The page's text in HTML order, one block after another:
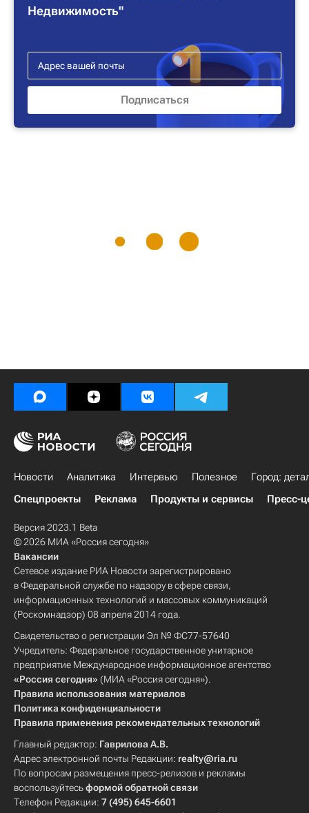
Недвижимость"
Новости Аналитика Интервью Полезное
Город:
Спецпроекты
Реклама Продукты и сервисы Пресс-
Версия 2023.1 Beta
© 2026 МИА «Россия сегодня»
Вакансии
Сетевое издание РИА Новости зарегистрировано
в Федеральной службе по надзору в сфере связи,
информационных технологий и массовых коммуникаций
(Роскомнадзор) 08 апреля 2014 года.
Свидетельство о регистрации Эл № ФС77-57640
Учредитель: Федеральное государственное унитарное
предприятие Международное информационное агентство
«Россия сегодня» (МИА «Россия сегодня»).
Правила использования материалов
Политика конфиденциальности
Правила применения рекомендательных технологий
Главный редактор: Гаврилова А.В.
Адрес электронной почты Редакции: realty@ria.ru
По вопросам размещения пресс-релизов и рекламы
воспользуйтесьформой обратной связи
Телефон Редакции: 7 (495) 645-6601